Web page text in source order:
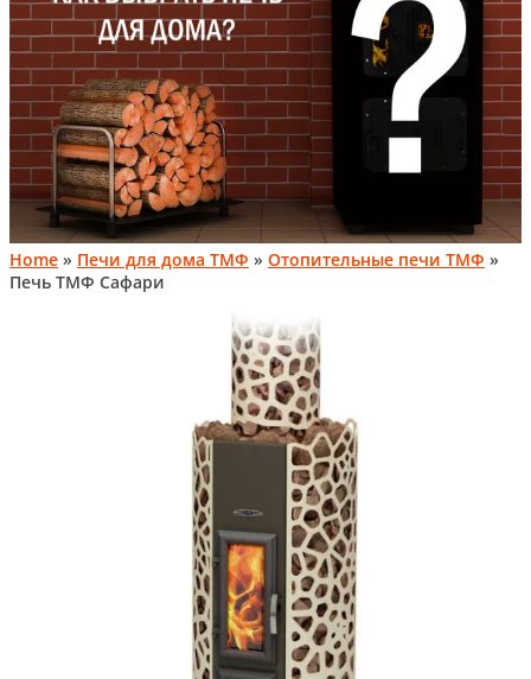
Home » Печи для дома ТМФ » Отопительные печи ТМФ »
Печь ТМФ Сафари